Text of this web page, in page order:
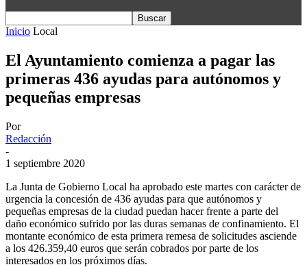
Inicio Local
El Ayuntamiento comienza a pagar las
primeras 436 ayudas para autónomos y
pequeñas empresas
Por
Redacción
-
1 septiembre 2020
La Junta de Gobierno Local ha aprobado este martes con carácter de
urgencia la concesión de 436 ayudas para que autónomos y
pequeñas empresas de la ciudad puedan hacer frente a parte del
daño económico sufrido por las duras semanas de confinamiento. El
montante económico de esta primera remesa de solicitudes asciende
a los 426.359,40 euros que serán cobrados por parte de los
interesados en los próximos días.